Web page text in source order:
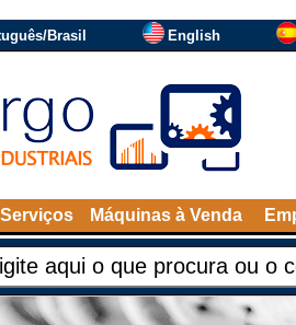
Brasil English
Serviços Máquinas à Venda